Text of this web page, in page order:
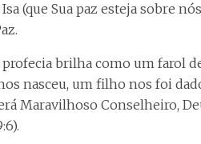
(que Sua paz esteja sobre
brilha como um farol
nasceu, um filho nos foi
Maravilhoso Conselheiro,